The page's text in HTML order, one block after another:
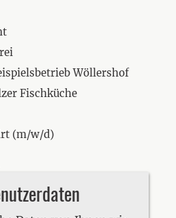
Wöllershof
Fischküche
(m/w/d)